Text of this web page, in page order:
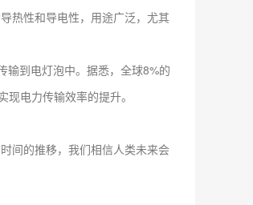
热性和导电性，用途广泛，尤其
到电灯泡中。据悉，全球8%的
电力传输效率的提升。
间的推移，我们相信人类未来会